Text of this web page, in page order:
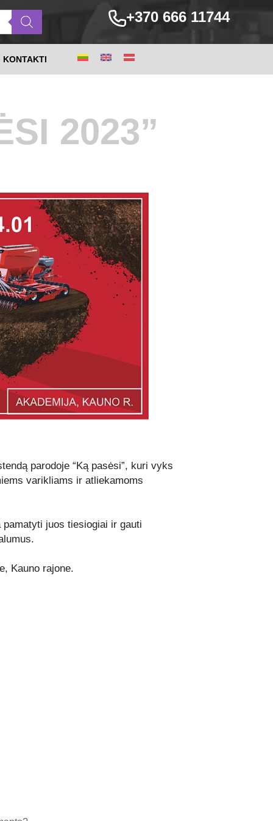
+370 666 11744
KONTAKTI
2023”
parodoje “Ką pasėsi”, kuri vyks
varikliams ir atliekamoms
juos tiesiogiai ir gauti
Kauno rajone.